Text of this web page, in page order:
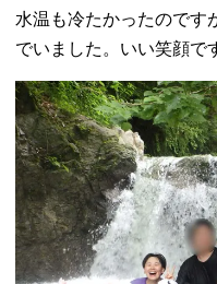
水温も冷たかったのです
でいました。いい笑顔で